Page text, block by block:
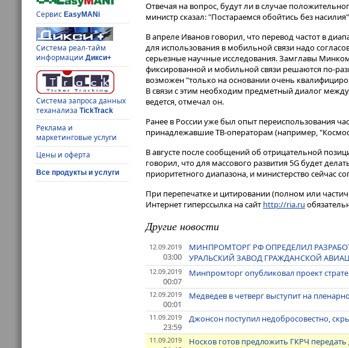
СервисEasyMANi
Система реал-тайм
информацииДикси+
Система запроса данных
теханализаTickTrack
Реклама и
маркетинговые услуги
Цены и оферта
Все продукты и услуги
Отвечая на вопрос, будут ли в случае
министр сказал: "Постараемся обойтись без
В апреле Иванов говорил, что перевод частот в
для использования в мобильной связи надо
серьезные научные исследования. Замглавы
фиксированной и мобильной связи решаются по-
возможен "только на основании очень
В связи с этим необходим предметный диалог
ведется, отмечал он.
Ранее в России уже был опыт переиспользования
принадлежавшие ТВ-операторам (например,
В августе после сообщений об отрицательной
говорил, что для массового развития 5G будет
приоритетного диапазона, и министерство сейчас
При перепечатке и цитировании (полном или
Интернет гиперссылка на сайт http://ria.ru
Другие новости
12.09.2019
03:00
МИНПРОМТОРГ РФ ОПРЕДЕЛИЛ
УРАЛЬСКИЙ ЗАВОД ГРАЖДАНСКОЙ
12.09.2019
00:07
Минпромторг опубликовал проект
12.09.2019
00:01
Медведев в четверг выступит на
11.09.2019
23:59
Джонсон поступил недобросовестно,
11.09.2019 Носков готов предложить ГКРЧ передать